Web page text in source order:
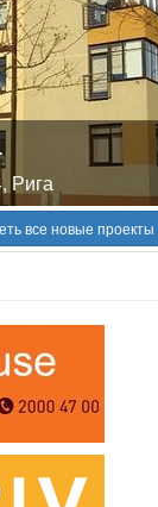
Рига
все новые проекты